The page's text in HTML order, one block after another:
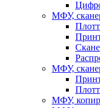
МФУ,
МФУ,
МФУ,